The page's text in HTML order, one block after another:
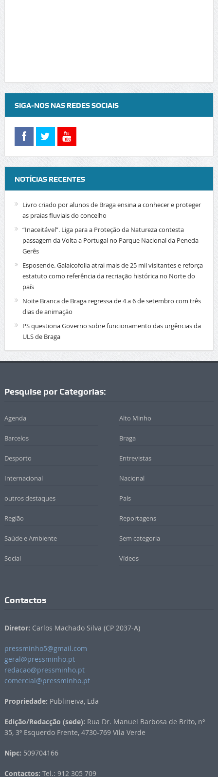
SIGA-NOS NAS REDES SOCIAIS
NOTÍCIAS RECENTES
Livro criado por alunos de Braga ensina a conhecer e proteger
as praias fluviais do concelho
“Inaceitável”. Liga para a Proteção da Natureza contesta
passagem da Volta a Portugal no Parque Nacional da Peneda-
Gerês
Esposende. Galaicofolia atrai mais de 25 mil visitantes e reforça
estatuto como referência da recriação histórica no Norte do
país
Noite Branca de Braga regressa de 4 a 6 de setembro com três
dias de animação
PS questiona Governo sobre funcionamento das urgências da
ULS de Braga
Pesquise por Categorias:
Agenda Alto Minho
Barcelos Braga
Desporto Entrevistas
Internacional Nacional
outros destaques País
Região Reportagens
Saúde e Ambiente Sem categoria
Social Vídeos
Contactos
Diretor: Carlos Machado Silva (CP 2037-A)
pressminho5@gmail.com
geral@pressminho.pt
redacao@pressminho.pt
comercial@pressminho.pt
Propriedade: Publineiva, Lda
Edição/Redacção (sede): Rua Dr. Manuel Barbosa de Brito, nº
35, 3º Esquerdo Frente, 4730-769 Vila Verde
Nipc: 509704166
Contactos: Tel.: 912 305 709